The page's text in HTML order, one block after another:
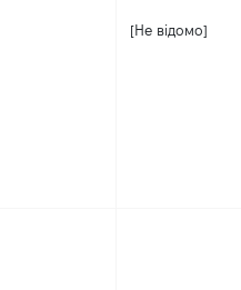
[Не відомо]